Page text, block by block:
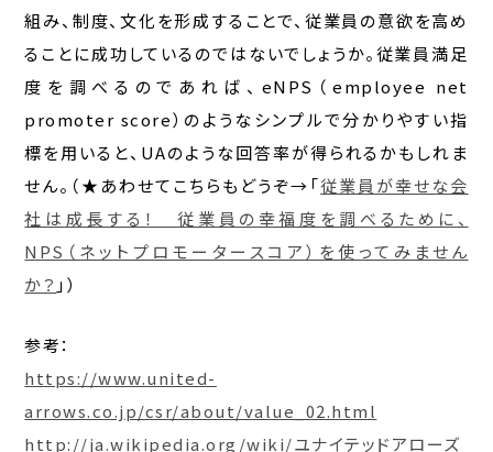
組み、制度、文化を形成することで、従業員の意欲を高め
ることに成功しているのではないでしょうか。従業員満足
度を調べるのであれば、eNPS（employee net
promoter score）のようなシンプルで分かりやすい指
標を用いると、UAのような回答率が得られるかもしれま
せん。（★あわせてこちらもどうぞ→「従業員が幸せな会
社は成長する！ 従業員の幸福度を調べるために、
NPS（ネットプロモータースコア）を使ってみません
か？ 」）
参考：
https://www.united-
arrows.co.jp/csr/about/value_02.html
http://ja.wikipedia.org/wiki/ユナイテッドアローズ